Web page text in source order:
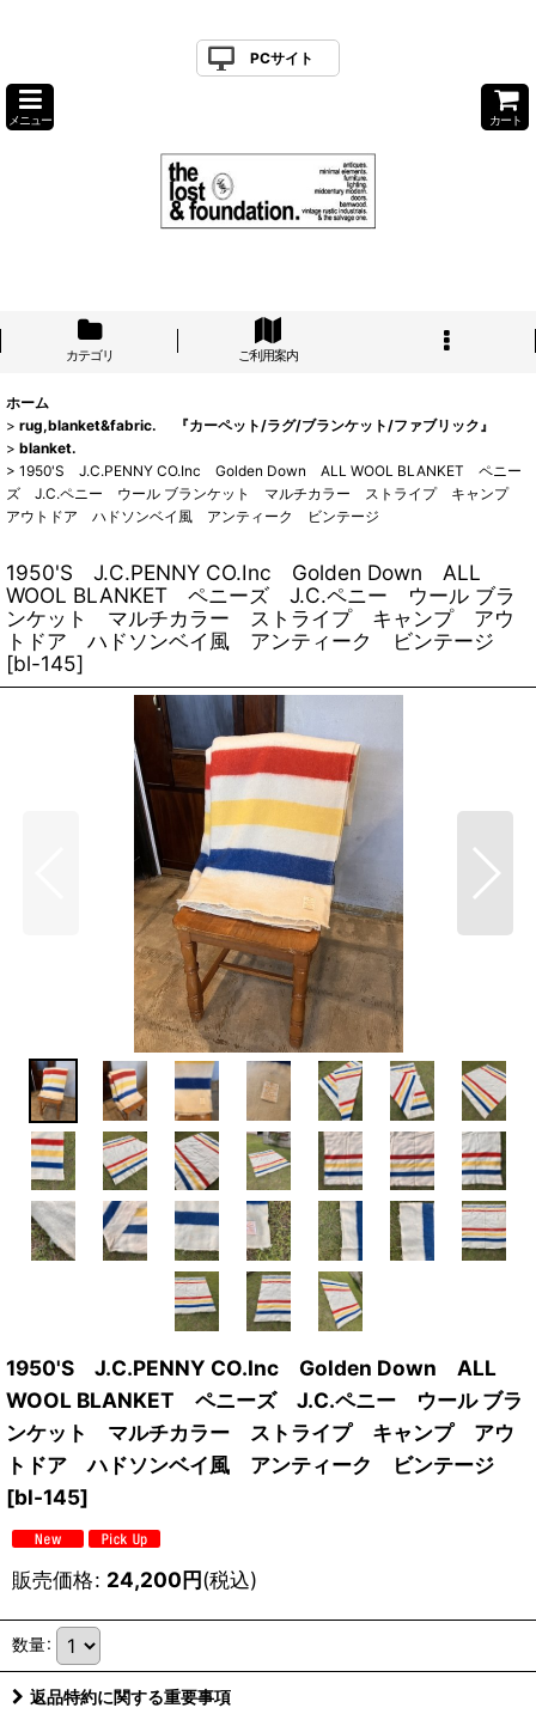
PCサイト
メニュー カート
カテゴリ ご利用案内
ホーム
> rug,blanket&fabric. 『カーペット/ラグ/ブランケット/ファブリック』
> blanket.
> 1950'S J.C.PENNY CO.Inc Golden Down ALL WOOL BLANKET ペニー
ズ J.C.ペニー ウール ブランケット マルチカラー ストライプ キャンプ
アウトドア ハドソンベイ風 アンティーク ビンテージ
1950'S J.C.PENNY CO.Inc Golden Down ALL
WOOL BLANKET ペニーズ J.C.ペニー ウール ブラ
ンケット マルチカラー ストライプ キャンプ アウ
トドア ハドソンベイ風 アンティーク ビンテージ
[bl-145]
1950'S J.C.PENNY CO.Inc Golden Down ALL
WOOL BLANKET ペニーズ J.C.ペニー ウール ブラ
ンケット マルチカラー ストライプ キャンプ アウ
トドア ハドソンベイ風 アンティーク ビンテージ
[bl-145]
販売価格: 24,200円(税込)
数量:
返品特約に関する重要事項